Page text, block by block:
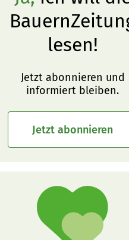
lesen!
Jetzt abonnieren und
informiert bleiben.
Jetzt abonnieren